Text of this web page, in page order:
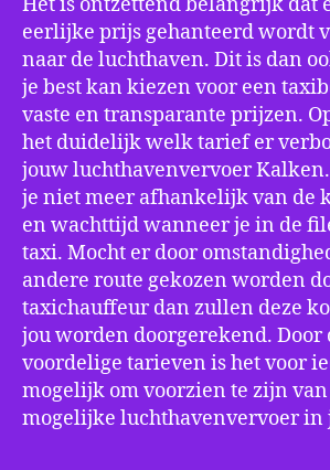
eerlijke prijs gehanteerd wordt
naar de luchthaven. Dit is dan
je best kan kiezen voor een
vaste en transparante prijzen.
het duidelijk welk tarief er
jouw luchthavenvervoer
je niet meer afhankelijk van de
en wachttijd wanneer je in de
taxi. Mocht er door
andere route gekozen worden
taxichauffeur dan zullen deze
jou worden doorgerekend. Door
voordelige tarieven is het voor
mogelijk om voorzien te zijn van
mogelijke luchthavenvervoer in